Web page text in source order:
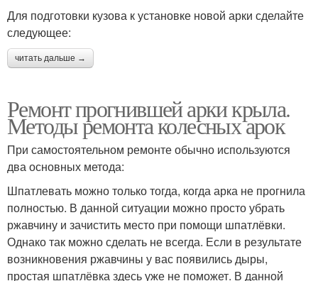
Для подготовки кузова к установке новой арки сделайте
следующее:
читать дальше →
Ремонт прогнившей арки крыла.
Методы ремонта колесных арок
При самостоятельном ремонте обычно используются
два основных метода:
Шпатлевать можно только тогда, когда арка не прогнила
полностью. В данной ситуации можно просто убрать
ржавчину и зачистить место при помощи шпатлёвки.
Однако так можно сделать не всегда. Если в результате
возникновения ржавчины у вас появились дыры,
простая шпатлёвка здесь уже не поможет. В данной